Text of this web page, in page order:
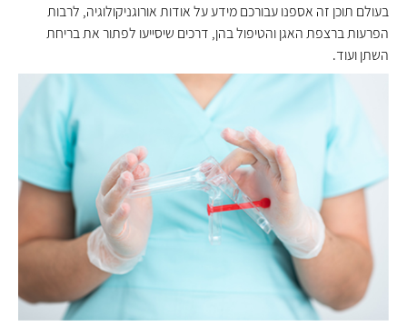
בעולם תוכן זה אספנו עבורכם מידע על אודות אורוגניקולוגיה, לרבות
הפרעות ברצפת האגן והטיפול בהן, דרכים שיסייעו לפתור את בריחת
השתן ועוד.